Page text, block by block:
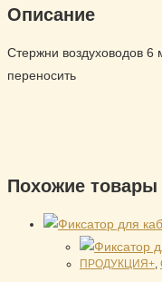
Описание
Стержни воздуховодов 6
переносить
Похожие товары
ПРОДУКЦИЯ+,